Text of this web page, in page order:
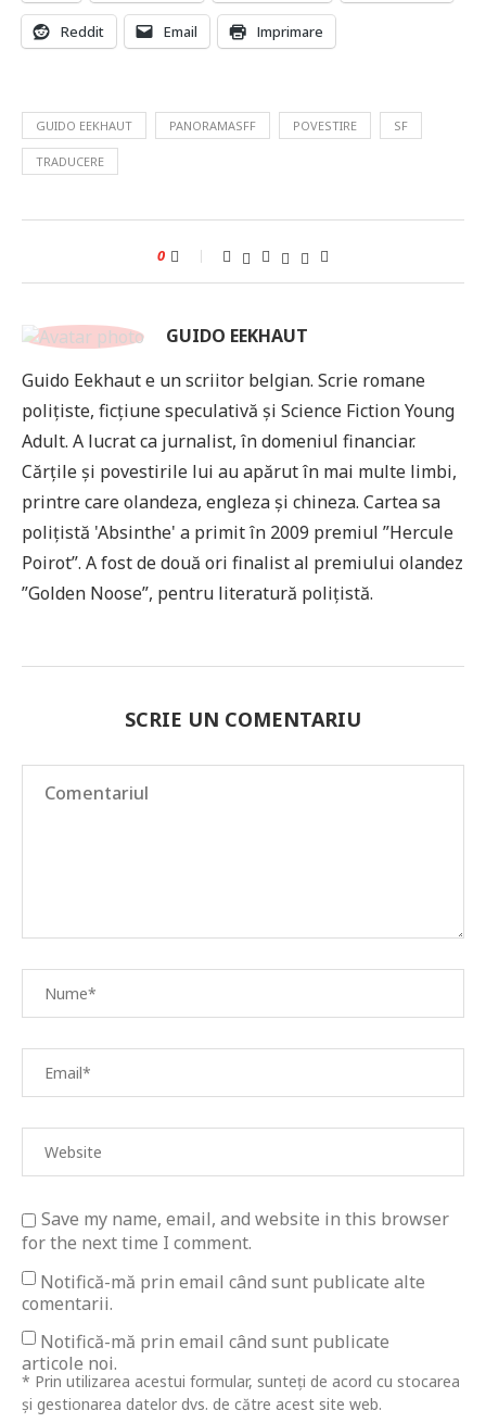
Reddit Email Imprimare
GUIDO EEKHAUT PANORAMASFF POVESTIRE SF
TRADUCERE
0
GUIDO EEKHAUT
Guido Eekhaut e un scriitor belgian. Scrie romane
polițiste, ficțiune speculativă și Science Fiction Young
Adult. A lucrat ca jurnalist, în domeniul financiar.
Cărțile și povestirile lui au apărut în mai multe limbi,
printre care olandeza, engleza și chineza. Cartea sa
polițistă 'Absinthe' a primit în 2009 premiul ”Hercule
Poirot”. A fost de două ori finalist al premiului olandez
”Golden Noose”, pentru literatură polițistă.
SCRIE UN COMENTARIU
Save my name, email, and website in this browser
for the next time I comment.
Notifică-mă prin email când sunt publicate alte
comentarii.
Notifică-mă prin email când sunt publicate
articole noi.
* Prin utilizarea acestui formular, sunteți de acord cu stocarea
și gestionarea datelor dvs. de către acest site web.